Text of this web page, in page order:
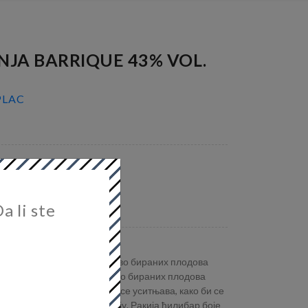
BARRIQUE 43% VOL.
ракија, од пажљиво бираних плодова
Добијена од ручно бираних плодова
вади семена ложа, а затим се уситњава, како би се
потребан за ферментацију. Ракија ћилибар боје
li ste